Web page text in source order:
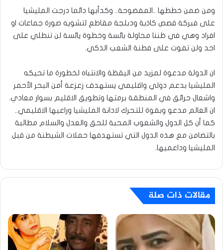
ومن ضمن خططها ..المفضوحة.. وكدأبها دائما درجت المليشيا
على فبركة قصص كاذبة ودبلجة مقاطع لتشويه صورة جماعات او
افراد وهي في ظننا محاولة بائسة وخطوة يائسة لن تنطلي على
احد ولن تفوت على فطنة الشعب الذكي.
ان الدولة مدعوة لمزيد من اليقظة والانتباه لخطورة ما تحيكه
المليشيا بدعم دولي واقليمي يستهدف زعزعة أمن البحر الأحمر
واشعال حرائق في المنطقة برمتها وتطويق الاقليم بسوار معادي.
ان العالم مدعو وبقوة للتحرك لادانة المليشيا وراعيها الاقليمي..
كما أن كل الدول والشعوب المحبة للحق والعدل والسلام مطالبة
بالتضامن مع هذه الدول التي تستهدفها حملات الشيطنة من قبل
المليشيا وداعميها.
مقالات ذات صلة